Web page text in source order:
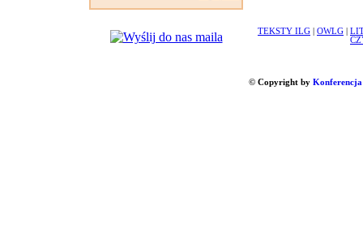
TEKSTY ILG OWLG
© Copyright by Konferencja